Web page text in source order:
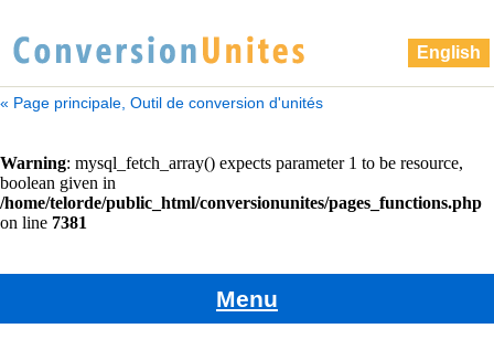
English
« Page principale, Outil de conversion d'unités
Menu